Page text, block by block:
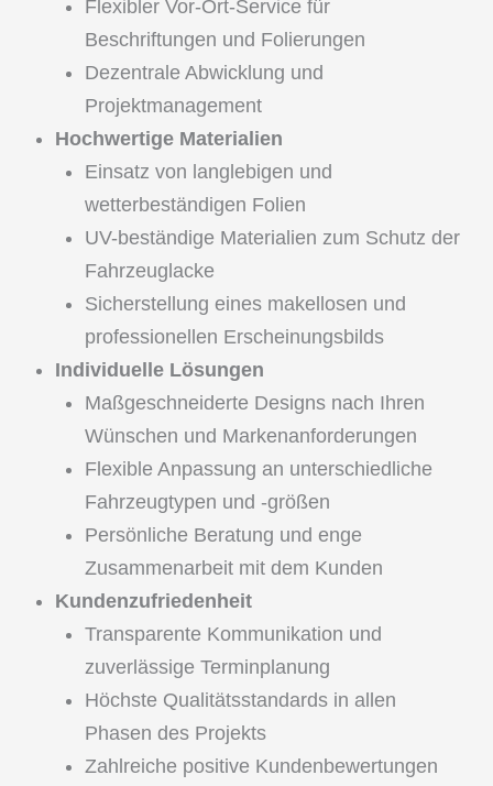
Flexibler Vor-Ort-Service für
Beschriftungen und Folierungen
Dezentrale Abwicklung und
Projektmanagement
Hochwertige Materialien
Einsatz von langlebigen und
wetterbeständigen Folien
UV-beständige Materialien zum Schutz der
Fahrzeuglacke
Sicherstellung eines makellosen und
professionellen Erscheinungsbilds
Individuelle Lösungen
Maßgeschneiderte Designs nach Ihren
Wünschen und Markenanforderungen
Flexible Anpassung an unterschiedliche
Fahrzeugtypen und -größen
Persönliche Beratung und enge
Zusammenarbeit mit dem Kunden
Kundenzufriedenheit
Transparente Kommunikation und
zuverlässige Terminplanung
Höchste Qualitätsstandards in allen
Phasen des Projekts
Zahlreiche positive Kundenbewertungen